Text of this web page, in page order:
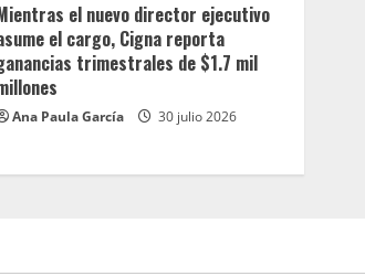
el nuevo director ejecutivo
el cargo, Cigna reporta
trimestrales de $1.7 mil
Ana Paula García 30 julio 2026